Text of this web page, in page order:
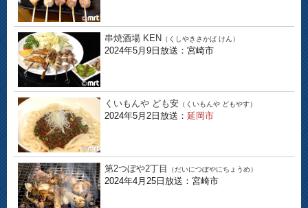
串焼酒場 KEN （くしやきさかば けん）
2024年5月9日放送：宮崎市
くいもんや ども安 （くいもんや どもやす）
2024年5月2日放送： 延岡市
第2つぼや2丁目 （だいにつぼやにちょうめ）
2024年4月25日放送：宮崎市